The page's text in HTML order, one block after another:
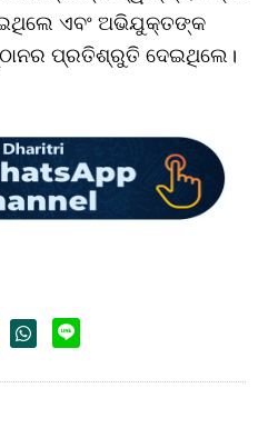
ଏବଂ ଅଭିଯୁକ୍ତଙ୍କ
ପ୍ରତିଶ୍ରୁତି ଦେଇଥିଲେ।